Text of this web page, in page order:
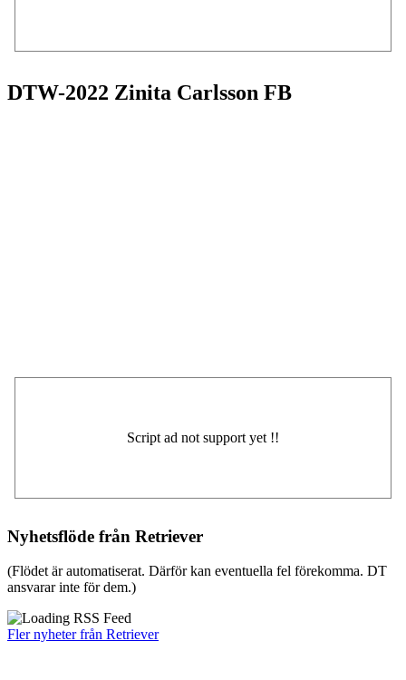
DTW-2022 Zinita Carlsson FB
Nyhetsflöde från Retriever
(Flödet är automatiserat. Därför kan eventuella fel förekomma. DT
ansvarar inte för dem.)
Fler nyheter från Retriever